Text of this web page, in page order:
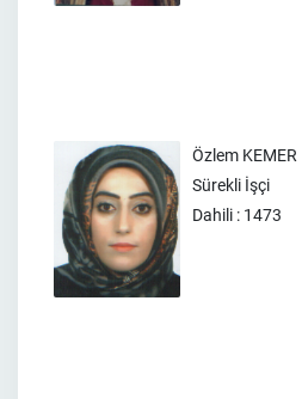
Özlem KEMER
Sürekli İşçi
Dahili : 1473